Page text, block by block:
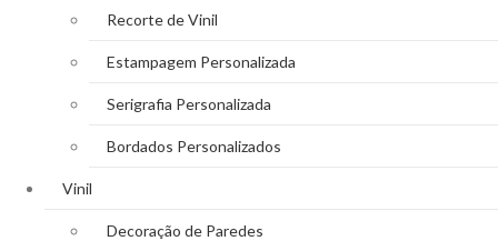
Recorte de Vinil
Estampagem Personalizada
Serigrafia Personalizada
Bordados Personalizados
Vinil
Decoração de Paredes